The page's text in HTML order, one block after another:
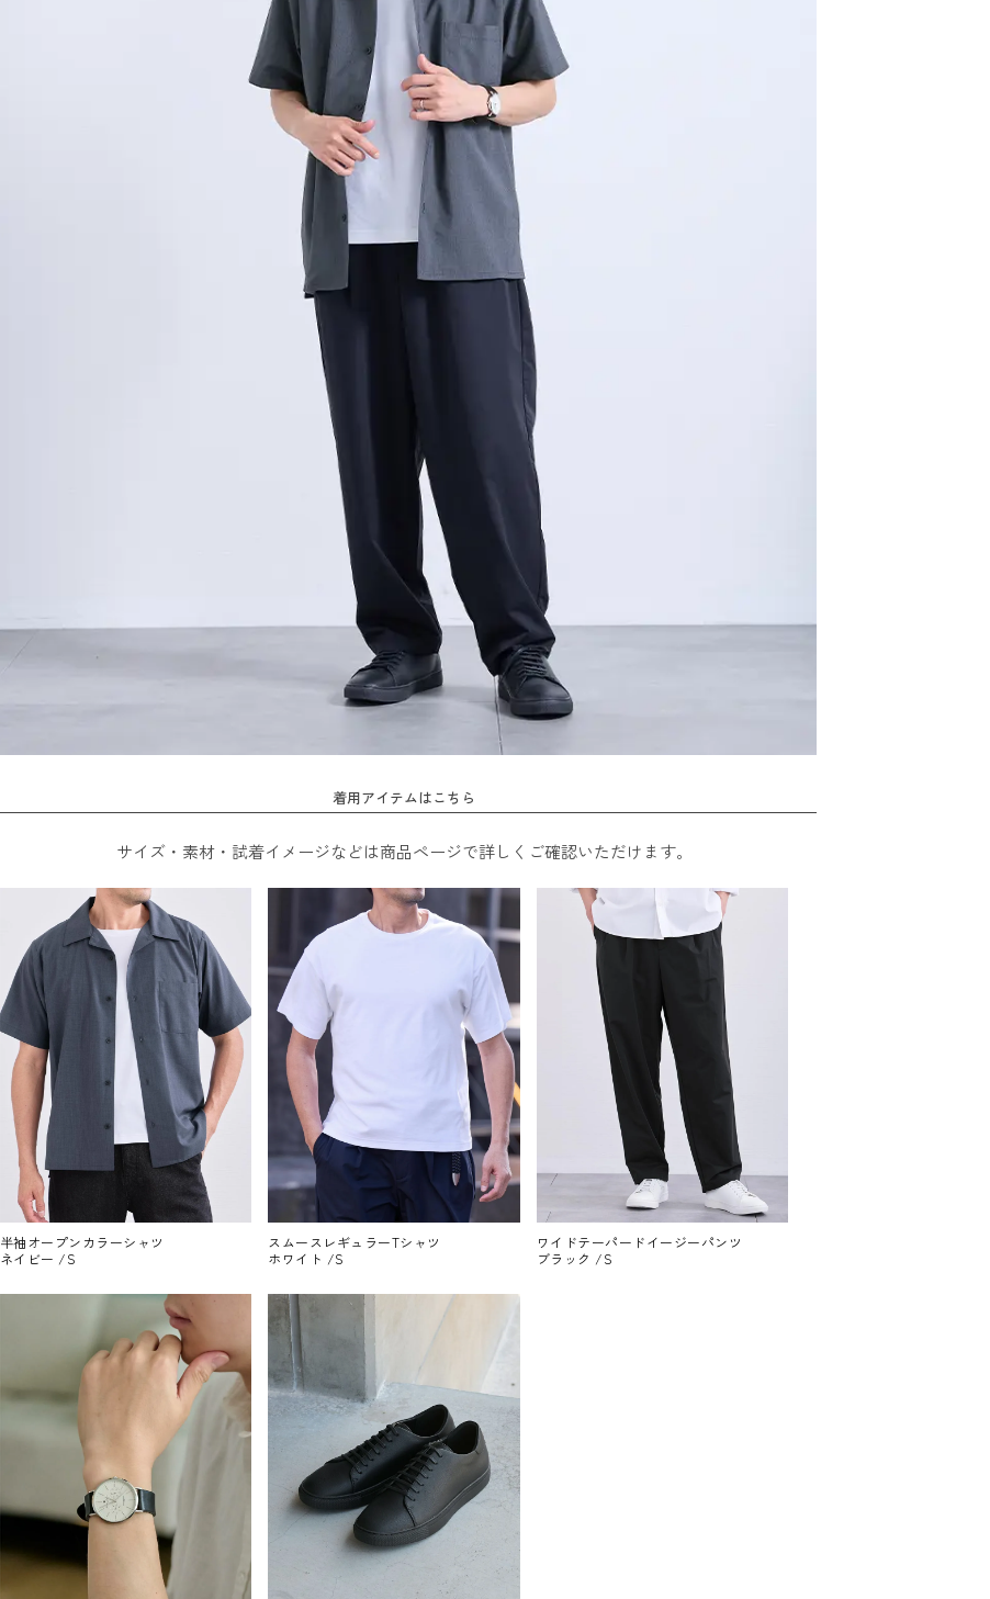
着用アイテムはこちら
サイズ・素材・試着イメージなどは商品ページで詳しくご確認いただけます。
半袖オープンカラーシャツ
ネイビー /S
スムースレギュラーTシャツ
ホワイト /S
ワイドテーパードイージーパンツ
ブラック /S